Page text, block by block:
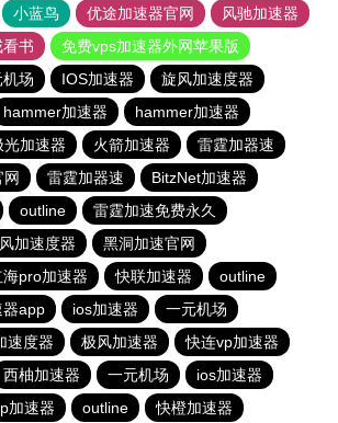
小蓝鸟 优途加速器官网
风驰加速器
看书
免费vps加速器外网苹果版
场 IOS加速器
旋风加速度器
hammer加速器
hammer加速器
光加速器 火箭加速器
雷霆加器速
网 雷霆加器速
BitzNet加速器
outline
雷霆加速免费永久
加速度器
黑洞加速官网
海pro加速器 快联加速器
outline
器app ios加速器
一元机场
速度器 极风加速器
快连vp加速器
西柚加速器 一元机场
ios加速器
加速器 outline 快橙加速器